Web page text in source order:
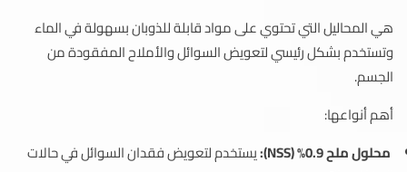
هي المحاليل التي تحتوي على مواد قابلة للذوبان بسهولة في الماء
وتستخدم بشكل رئيسي لتعويض السوائل والأملاح المفقودة من
الجسم.
أهم أنواعها:
محلول ملح 0.9% (NSS):
يستخدم لتعويض فقدان السوائل في حالات